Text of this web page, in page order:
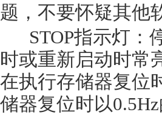
题，不要怀疑其他
STOP指示灯：
时或重新启动时常
在执行存储器复位
储器复位时以0.5Hz